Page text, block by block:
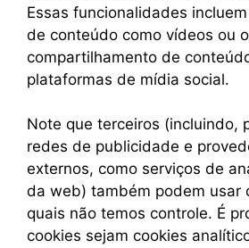
Essas funcionalidades
de conteúdo como vídeos ou o
compartilhamento de
plataformas de mídia social.
Note que terceiros (incluindo,
redes de publicidade e
externos, como serviços de
da web) também podem usar
quais não temos controle. É
cookies sejam cookies